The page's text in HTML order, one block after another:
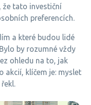
že tato investiční
preferencích.
a které budou lidé
by rozumné vždy
ohledu na to, jak
klíčem je: myslet